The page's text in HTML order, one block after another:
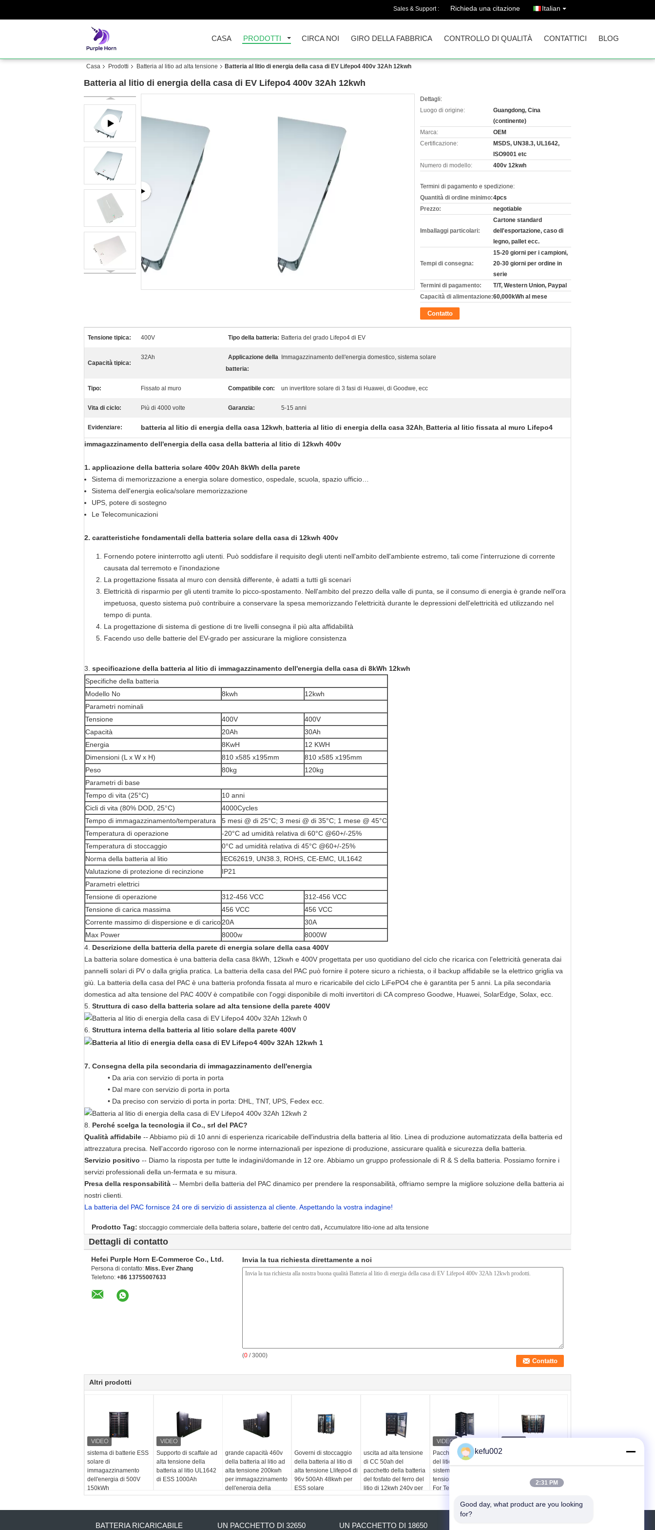
Sales & Support : Richieda una citazione Italian
CASA PRODOTTI CIRCA NOI GIRO DELLA FABBRICA CONTROLLO DI QUALITÀ CONTATTICI BLOG
Casa Prodotti Batteria al litio ad alta tensione Batteria al litio di energia della casa di EV Lifepo4 400v 32Ah 12kwh
Batteria al litio di energia della casa di EV Lifepo4 400v 32Ah 12kwh
Dettagli:
Luogo di origine:
Guangdong, Cina
(continente)
Marca:
OEM
Certificazione:
MSDS, UN38.3, UL1642,
ISO9001 etc
Numero di modello:
400v 12kwh
Termini di pagamento e spedizione:
Quantità di ordine minimo:4pcs
Prezzo:
negotiable
Imballaggi particolari:
Cartone standard
dell'esportazione, caso di
legno, pallet ecc.
Tempi di consegna:
15-20 giorni per i campioni,
20-30 giorni per ordine in
serie
Termini di pagamento:
T/T, Western Union, Paypal
Capacità di alimentazione:60,000kWh al mese
Contatto
Tensione tipica: 400V Tipo della batteria: Batteria del grado Lifepo4 di EV
Capacità tipica:
32Ah
Applicazione della
batteria:
Immagazzinamento dell'energia domestico, sistema solare
Tipo: Fissato al muro Compatibile con: un invertitore solare di 3 fasi di Huawei, di Goodwe, ecc
Vita di ciclo: Più di 4000 volte Garanzia: 5-15 anni
Evidenziare: batteria al litio di energia della casa 12kwh, batteria al litio di energia della casa 32Ah, Batteria al litio fissata al muro Lifepo4
immagazzinamento dell'energia della casa della batteria al litio di 12kwh 400v
1. applicazione della batteria solare 400v 20Ah 8kWh della parete
Sistema di memorizzazione a energia solare domestico, ospedale, scuola, spazio ufficio…
Sistema dell'energia eolica/solare memorizzazione
UPS, potere di sostegno
Le Telecomunicazioni
2. caratteristiche fondamentali della batteria solare della casa di 12kwh 400v
Fornendo potere ininterrotto agli utenti. Può soddisfare il requisito degli utenti nell'ambito dell'ambiente estremo, tali come l'interruzione di corrente
causata dal terremoto e l'inondazione
La progettazione fissata al muro con densità differente, è adatti a tutti gli scenari
Elettricità di risparmio per gli utenti tramite lo picco-spostamento. Nell'ambito del prezzo della valle di punta, se il consumo di energia è grande nell'ora
impetuosa, questo sistema può contribuire a conservare la spesa memorizzando l'elettricità durante le depressioni dell'elettricità ed utilizzando nel
tempo di punta.
La progettazione di sistema di gestione di tre livelli consegna il più alta affidabilità
Facendo uso delle batterie del EV-grado per assicurare la migliore consistenza
3. specificazione della batteria al litio di immagazzinamento dell'energia della casa di 8kWh 12kwh
Specifiche della batteria
Modello No
8kwh
12kwh
Parametri nominali
Tensione
400V
400V
Capacità
20Ah
30Ah
Energia
8KwH
12 KWH
Dimensioni (L x W x H)
810 x585 x195mm
810 x585 x195mm
Peso
80kg
120kg
Parametri di base
Tempo di vita (25°C)
10 anni
Cicli di vita (80% DOD, 25°C)
4000Cycles
Tempo di immagazzinamento/temperatura
5 mesi @ di 25°C; 3 mesi @ di 35°C; 1 mese @ 45°C
Temperatura di operazione
-20°C ad umidità relativa di 60°C @60+/-25%
Temperatura di stoccaggio
0°C ad umidità relativa di 45°C @60+/-25%
Norma della batteria al litio
IEC62619, UN38.3, ROHS, CE-EMC, UL1642
Valutazione di protezione di recinzione
IP21
Parametri elettrici
Tensione di operazione
312-456 VCC
312-456 VCC
Tensione di carica massima
456 VCC
456 VCC
Corrente massimo di dispersione e di carico20A
30A
Max Power
8000w
8000W
4. Descrizione della batteria della parete di energia solare della casa 400V
La batteria solare domestica è una batteria della casa 8kWh, 12kwh e 400V progettata per uso quotidiano del ciclo che ricarica con l'elettricità generata dai
pannelli solari di PV o dalla griglia pratica. La batteria della casa del PAC può fornire il potere sicuro a richiesta, o il backup affidabile se la elettrico griglia va
giù. La batteria della casa del PAC è una batteria profonda fissata al muro e ricaricabile del ciclo LiFePO4 che è garantita per 5 anni. La pila secondaria
domestica ad alta tensione del PAC 400V è compatibile con l'oggi disponibile di molti invertitori di CA compreso Goodwe, Huawei, SolarEdge, Solax, ecc.
5. Struttura di caso della batteria solare ad alta tensione della parete 400V
6. Struttura interna della batteria al litio solare della parete 400V
7. Consegna della pila secondaria di immagazzinamento dell'energia
• Da aria con servizio di porta in porta
• Dal mare con servizio di porta in porta
• Da preciso con servizio di porta in porta: DHL, TNT, UPS, Fedex ecc.
8. Perché scelga la tecnologia il Co., srl del PAC?
Qualità affidabile -- Abbiamo più di 10 anni di esperienza ricaricabile dell'industria della batteria al litio. Linea di produzione automatizzata della batteria ed
attrezzatura precisa. Nell'accordo rigoroso con le norme internazionali per ispezione di produzione, assicurare qualità e sicurezza della batteria.
Servizio positivo -- Diamo la risposta per tutte le indagini/domande in 12 ore. Abbiamo un gruppo professionale di R & S della batteria. Possiamo fornire i
servizi professionali della un-fermata e su misura.
Presa della responsabilità -- Membri della batteria del PAC dinamico per prendere la responsabilità, offriamo sempre la migliore soluzione della batteria ai
nostri clienti.
La batteria del PAC fornisce 24 ore di servizio di assistenza al cliente. Aspettando la vostra indagine!
Prodotto Tag: stoccaggio commerciale della batteria solare, batterie del centro dati, Accumulatore litio-ione ad alta tensione
Dettagli di contatto
Hefei Purple Horn E-Commerce Co., Ltd.
Persona di contatto: Miss. Ever Zhang
Telefono: +86 13755007633
Invia la tua richiesta direttamente a noi
(0 / 3000)
Altri prodotti
sistema di batterie ESS
solare di
immagazzinamento
dell'energia di 500V
150kWh
Supporto di scaffale ad
alta tensione della
batteria al litio UL1642
di ESS 1000Ah
grande capacità 460v
della batteria al litio ad
alta tensione 200kwh
per immagazzinamento
dell'energia della
scuola
Governi di stoccaggio
della batteria al litio di
alta tensione Llifepo4 di
96v 500Ah 48kwh per
ESS solare
uscita ad alta tensione
di CC 50ah del
pacchetto della batteria
del fosfato del ferro del
litio di 12kwh 240v per
UPS
Pacchetto della batteria
del litio Lifepo4,
sistema ad alta
tensione di Ion Battery
For Telecom Backup
del litio
Batteria al litio ad alta
360Ah di CC di CC
BATTERIA RICARICABILE UN PACCHETTO DI 32650 UN PACCHETTO DI 18650
kefu002
2:31 PM
Good day, what product are you looking
for?